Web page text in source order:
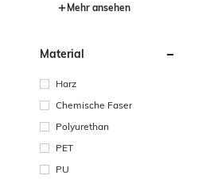
Mehr ansehen
Material
Harz
Chemische Faser
Polyurethan
PET
PU